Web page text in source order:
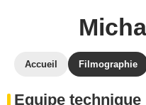
Accueil Filmographie
Equipe technique